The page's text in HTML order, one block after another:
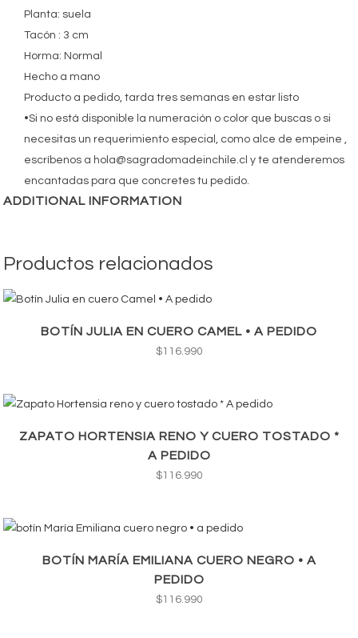
Planta: suela
Tacón : 3 cm
Horma: Normal
Hecho a mano
Producto a pedido, tarda tres semanas en estar listo
•Si no está disponible la numeración o color que buscas o si
necesitas un requerimiento especial, como alce de empeine ,
escríbenos a hola@sagradomadeinchile.cl y te atenderemos
encantadas para que concretes tu pedido.
ADDITIONAL INFORMATION
Productos relacionados
BOTÍN JULIA EN CUERO CAMEL • A PEDIDO
$116.990
ZAPATO HORTENSIA RENO Y CUERO TOSTADO *
A PEDIDO
$116.990
BOTÍN MARÍA EMILIANA CUERO NEGRO • A
PEDIDO
$116.990